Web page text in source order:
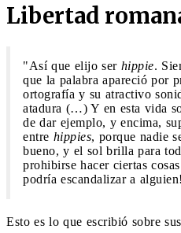
Libertad
"Así que elijo ser hippie.
que la palabra apareció por
ortografía y su atractivo
atadura (…) Y en esta vida
de dar ejemplo, y encima,
entre hippies, porque nadie
bueno, y el sol brilla para
prohibirse hacer ciertas
podría escandalizar a alguien!
Esto es lo que escribió sobre